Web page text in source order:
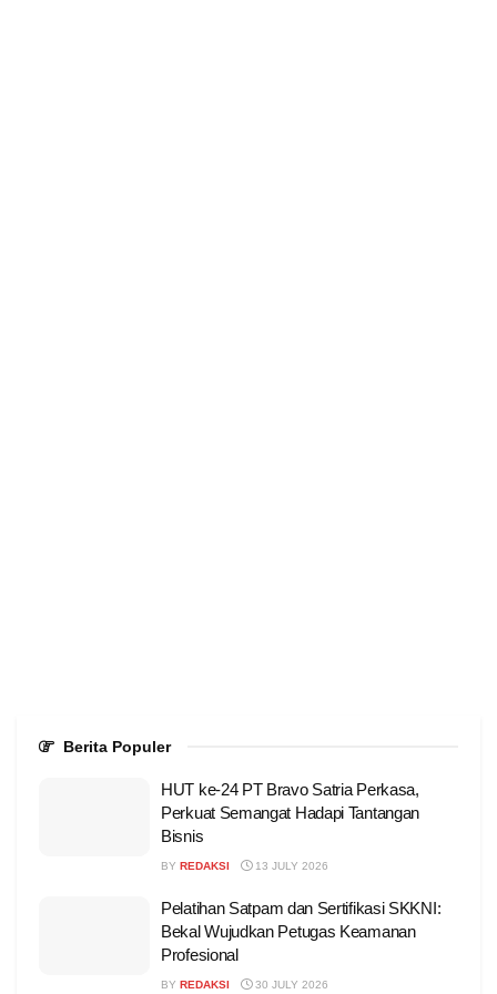
Berita Populer
HUT ke-24 PT Bravo Satria Perkasa,
Perkuat Semangat Hadapi Tantangan
Bisnis
BY REDAKSI 13 JULY 2026
Pelatihan Satpam dan Sertifikasi SKKNI:
Bekal Wujudkan Petugas Keamanan
Profesional
BY REDAKSI 30 JULY 2026